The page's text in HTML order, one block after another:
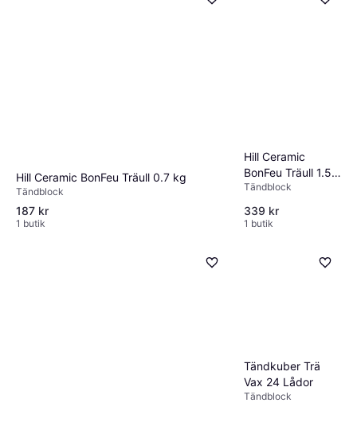
Hill Ceramic BonFeu Träull 0.7 kg
Tändblock
187 kr
1 butik
Hill Ceramic
BonFeu Träull 1.5
kg
Tändblock
339 kr
1 butik
Tändkuber Trä
Vax 24 Lådor
Tändblock